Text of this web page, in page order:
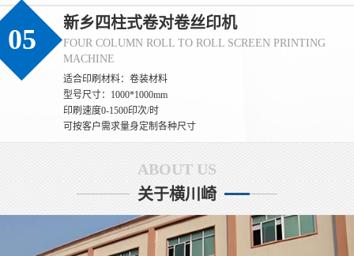
05
新乡四柱式卷对卷丝印机
FOUR COLUMN ROLL TO ROLL SCREEN PRINTING
MACHINE
适合印刷材料：卷装材料
型号尺寸：1000*1000mm
印刷速度0-1500印次/时
可按客户需求量身定制各种尺寸
ABOUT US
关于横川崎
础 1. **防伪油墨的批次化管控** - 同一批次标签必须使用**同一供
应商、同一生产批次**的防伪油墨（如光变油
(新乡)丝印过程中如何保证防伪标签的一致
(新乡) 保证丝印防伪标签一致性的核心，是**消除全流程变量**，
通过标准化材料、固定设备参数、统一操作规范和量化检测，实现
同批次乃至不同批次标签在外观、尺寸、防伪效果上的统一。 一、
源头控稳：材料与网版的一致性基础 1. **材料批次化管理** - 同一
(新乡)丝印过程中如何保证防伪标签的质量
(新乡)丝印防伪标签的质量直接决定其防伪有效性，核心要从**源头
控制、过程监管、结果检测**三个维度层层把关。 一、源头控制：
网版与材料是质量根基 1. **网版精度把控** - 选择高目数丝网（如
300-500目），确保微缩文字、精细纹理能清晰呈现，目数过低易导